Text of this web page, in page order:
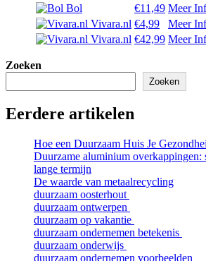
Bol
€11,49 Meer
Vivara.nl €4,99
Meer
Vivara.nl €42,99 Meer
Zoeken
Zoeken
Eerdere artikelen
Hoe een Duurzaam Huis Je
Duurzame aluminium
lange termijn
De waarde van metaalrecycling
duurzaam oosterhout
duurzaam ontwerpen
duurzaam op vakantie
duurzaam ondernemen betekenis
duurzaam onderwijs
duurzaam ondernemen voorbeelden